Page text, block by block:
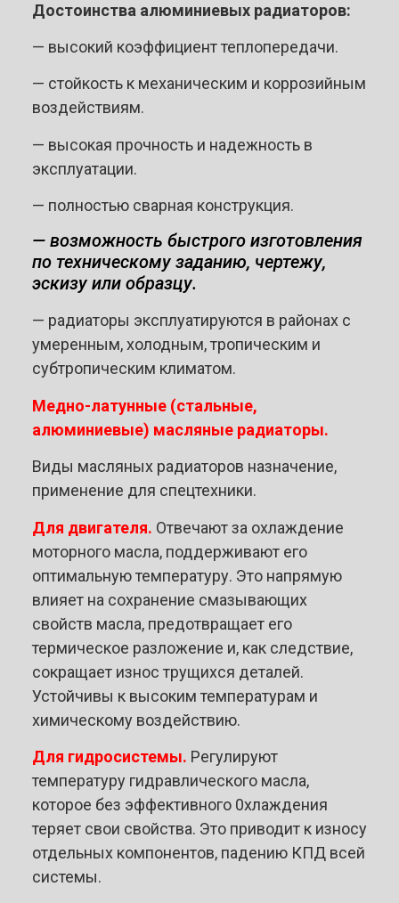
Достоинства алюминиевых радиаторов:
— высокий коэффициент теплопередачи.
— стойкость к механическим и коррозийным
воздействиям.
— высокая прочность и надежность в
эксплуатации.
— полностью сварная конструкция.
— возможность быстрого изготовления
по техническому заданию, чертежу,
эскизу или образцу.
— радиаторы эксплуатируются в районах с
умеренным, холодным, тропическим и
субтропическим климатом.
Медно-латунные (стальные,
алюминиевые) масляные радиаторы.
Виды масляных радиаторов назначение,
применение для спецтехники.
Для двигателя. Отвечают за охлаждение
моторного масла, поддерживают его
оптимальную температуру. Это напрямую
влияет на сохранение смазывающих
свойств масла, предотвращает его
термическое разложение и, как следствие,
сокращает износ трущихся деталей.
Устойчивы к высоким температурам и
химическому воздействию.
Для гидросистемы. Регулируют
температуру гидравлического масла,
которое без эффективного 0хлаждения
теряет свои свойства. Это приводит к износу
отдельных компонентов, падению КПД всей
системы.